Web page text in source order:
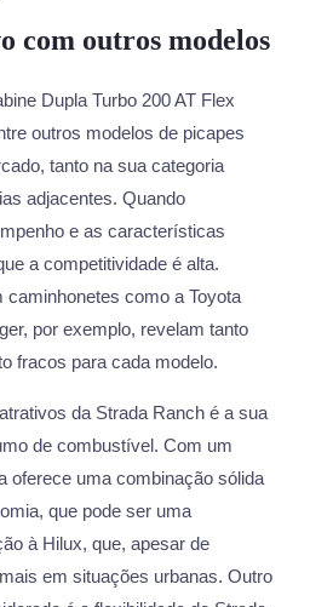
com outros modelos
Dupla Turbo 200 AT Flex
outros modelos de picapes
tanto na sua categoria
adjacentes. Quando
e as características
a competitividade é alta.
como a Toyota
por exemplo, revelam tanto
fracos para cada modelo.
da Strada Ranch é a sua
de combustível. Com um
oferece uma combinação sólida
que pode ser uma
à Hilux, que, apesar de
em situações urbanas. Outro